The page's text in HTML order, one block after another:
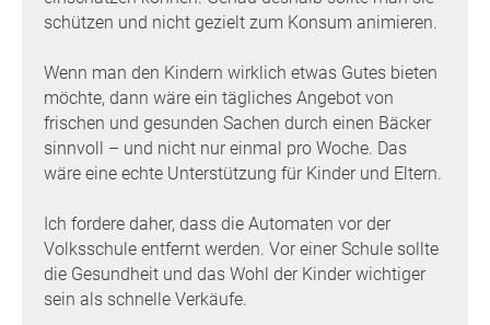
Vielen Dank für Ihre Unterstützung,Patrizia Penzinger
Frage an den Initiator
schützen und nicht gezielt zum Konsum animieren.
Wenn man den Kindern wirklich etwas Gutes bieten
möchte, dann wäre ein tägliches Angebot von
frischen und gesunden Sachen durch einen Bäcker
sinnvoll – und nicht nur einmal pro Woche. Das
wäre eine echte Unterstützung für Kinder und Eltern.
Ich fordere daher, dass die Automaten vor der
Volksschule entfernt werden. Vor einer Schule sollte
die Gesundheit und das Wohl der Kinder wichtiger
sein als schnelle Verkäufe.